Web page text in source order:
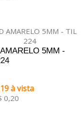
5MM -
à vista
0,20